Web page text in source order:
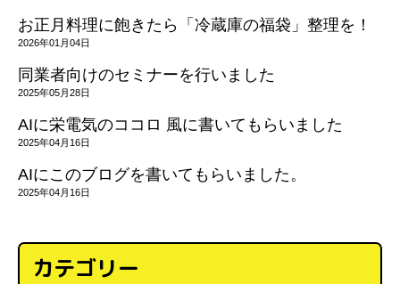
お正月料理に飽きたら「冷蔵庫の福袋」整理を！
2026年01月04日
同業者向けのセミナーを行いました
2025年05月28日
AIに栄電気のココロ 風に書いてもらいました
2025年04月16日
AIにこのブログを書いてもらいました。
2025年04月16日
カテゴリー